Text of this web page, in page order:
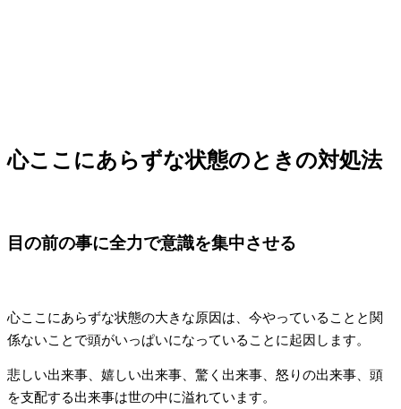
心ここにあらずな状態のときの対処法
目の前の事に全力で意識を集中させる
心ここにあらずな状態の大きな原因は、今やっていることと関
係ないことで頭がいっぱいになっていることに起因します。
悲しい出来事、嬉しい出来事、驚く出来事、怒りの出来事、頭
を支配する出来事は世の中に溢れています。